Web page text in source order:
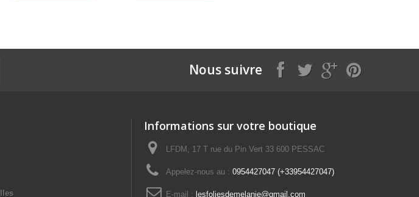
Nous suivre
Informations sur votre boutique
LFDM, 17 T rue du Pin Vert 33 600 PESSAC
Appelez-nous au : 0954427047 (+33954427047)
E-mail : lesfoliesdemelanie@gmail.com